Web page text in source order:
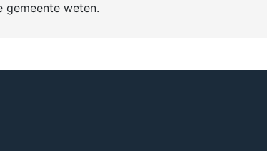
gemeente weten.